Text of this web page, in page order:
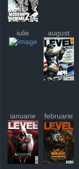
iulie august
ianuarie februarie